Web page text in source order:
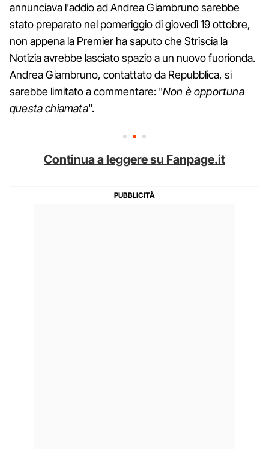
annunciava l'addio ad Andrea Giambruno sarebbe
stato preparato nel pomeriggio di giovedì 19 ottobre,
non appena la Premier ha saputo che Striscia la
Notizia avrebbe lasciato spazio a un nuovo fuorionda.
Andrea Giambruno, contattato da Repubblica, si
sarebbe limitato a commentare: "Non è opportuna
questa chiamata".
Continua a leggere su Fanpage.it